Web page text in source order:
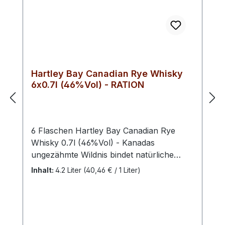
Hartley Bay Canadian Rye Whisky
6x0.7l (46%Vol) - RATION
6 Flaschen Hartley Bay Canadian Rye
Whisky 0.7l (46%Vol) - Kanadas
ungezähmte Wildnis bindet natürliche
Ressourcen mit kristallklarem Wasser –
Inhalt: 4.2 Liter (40,46 € / 1 Liter)